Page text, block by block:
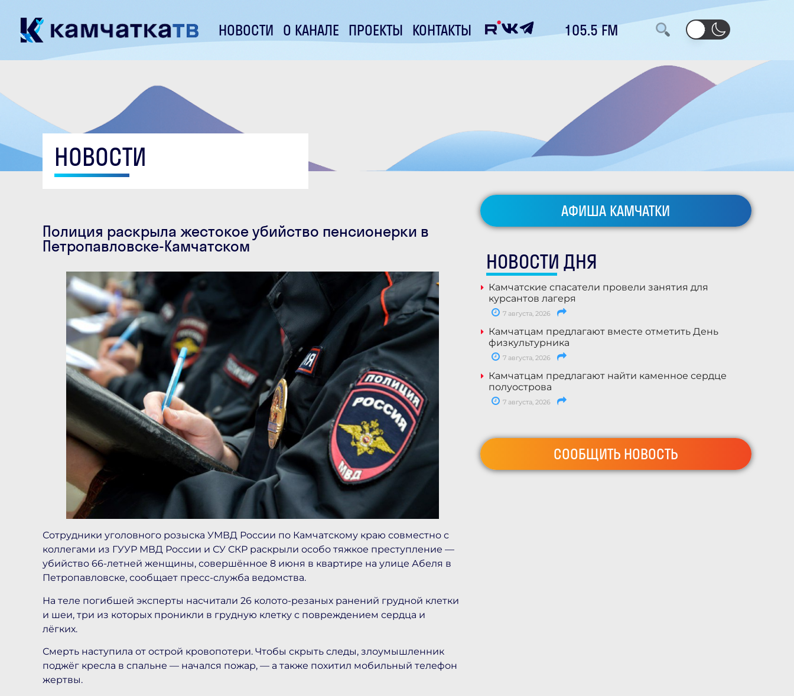
НОВОСТИ О КАНАЛЕ ПРОЕКТЫ КОНТАКТЫ 105.5 FM
НОВОСТИ
Полиция раскрыла жестокое убийство пенсионерки в
Петропавловске-Камчатском
Сотрудники уголовного розыска УМВД России по Камчатскому краю совместно с
коллегами из ГУУР МВД России и СУ СКР раскрыли особо тяжкое преступление —
убийство 66-летней женщины, совершённое 8 июня в квартире на улице Абеля в
Петропавловске, сообщает пресс-служба ведомства.
На теле погибшей эксперты насчитали 26 колото-резаных ранений грудной клетки
и шеи, три из которых проникли в грудную клетку с повреждением сердца и
лёгких.
Смерть наступила от острой кровопотери. Чтобы скрыть следы, злоумышленник
поджёг кресла в спальне — начался пожар, — а также похитил мобильный телефон
жертвы.
АФИША КАМЧАТКИ
НОВОСТИ ДНЯ
Камчатские спасатели провели занятия для
курсантов лагеря
7 августа, 2026
Камчатцам предлагают вместе отметить День
физкультурника
7 августа, 2026
Камчатцам предлагают найти каменное сердце
полуострова
7 августа, 2026
СООБЩИТЬ НОВОСТЬ